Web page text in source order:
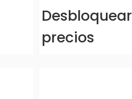
Desbloquear
precios